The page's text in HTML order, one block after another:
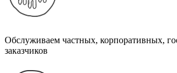
Обслуживаем частных, корпоративных,
заказчиков